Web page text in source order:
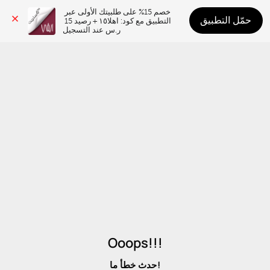
ر.س عند التسجيل
حمّل التطبيق
Ooops!!!
حدث خطأ ما!